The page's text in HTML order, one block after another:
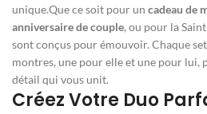
unique.Que ce soit pour un cadeau de
anniversaire de couple, ou pour la
sont conçus pour émouvoir. Chaque
montres, une pour elle et une pour lui,
détail qui vous unit.
Créez Votre Duo